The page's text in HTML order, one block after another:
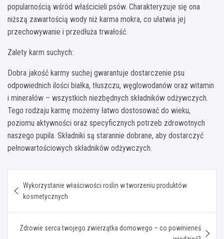
popularnością wśród właścicieli psów. Charakteryzuje się ona
niższą zawartością wody niż karma mokra, co ułatwia jej
przechowywanie i przedłuża trwałość.
Zalety karm suchych:
Dobra jakość karmy suchej gwarantuje dostarczenie psu
odpowiednich ilości białka, tłuszczu, węglowodanów oraz witamin
i minerałów – wszystkich niezbędnych składników odżywczych.
Tego rodzaju karmę możemy łatwo dostosować do wieku,
poziomu aktywności oraz specyficznych potrzeb zdrowotnych
naszego pupila. Składniki są starannie dobrane, aby dostarczyć
pełnowartościowych składników odżywczych.
wpisu
Wykorzystanie właściwości roślin w tworzeniu produktów
kosmetycznych
Zdrowie serca twojego zwierzątka domowego – co powinieneś